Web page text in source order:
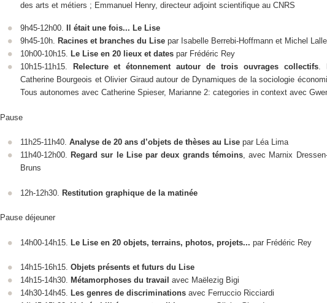
des arts et métiers ; Emmanuel Henry, directeur adjoint scientifique au CNRS
9h45-12h00.
Il était une fois... Le Lise
9h45-10h. Racines et branches du Lisepar Isabelle Berrebi-Hoffmann et Michel
10h00-10h15. Le Lise en 20 lieux et datespar Frédéric Rey
10h15-11h15.
Relecture et étonnement autour de trois ouvrages collectifs.
Catherine Bourgeois et Olivier Giraud autour de Dynamiques de la sociologie
Tous autonomes avec Catherine Spieser, Marianne 2: categories in contextavec
Pause
11h25-11h40. Analyse de 20 ans d’objets de thèses au Lisepar Léa Lima
11h40-12h00. Regard sur le Lise par deux grands témoins, avec Marnix
Bruns
12h-12h30. Restitution graphique de la matinée
Pause déjeuner
14h00-14h15. Le Lise en 20 objets, terrains, photos, projets... par Frédéric Rey
14h15-16h15. Objets présents et futurs du Lise
14h15-14h30. Métamorphoses du travail avec Maëlezig Bigi
14h30-14h45. Les genres de discriminationsavec Ferruccio Ricciardi